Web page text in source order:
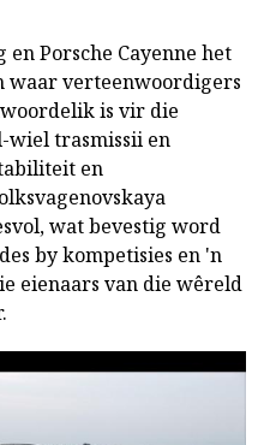
Porsche Cayenne het
waar verteenwoordigers
is vir die
wiel trasmissii en
en
wat bevestig word
by kompetisies en 'n
eienaars van die wêreld